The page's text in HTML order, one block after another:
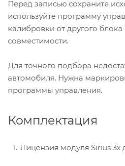
Перед записью сохраните
используйте программу
калибровки от другого
совместимости.
Для точного подбора
автомобиля. Нужна
программы управления.
Комплектация
Лицензия модуля Sirius 3x